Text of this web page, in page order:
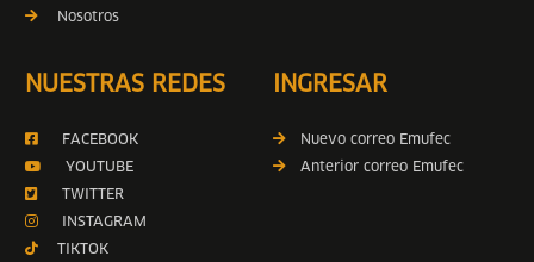
Nosotros
NUESTRAS REDES
FACEBOOK
YOUTUBE
TWITTER
INSTAGRAM
TIKTOK
INGRESAR
Nuevo correo Emufec
Anterior correo Emufec